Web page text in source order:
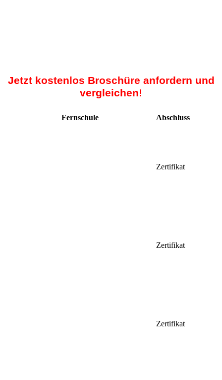
Jetzt kostenlos Broschüre anfordern und
vergleichen!
Fernschule Abschluss
Zertifikat
Zertifikat
Zertifikat